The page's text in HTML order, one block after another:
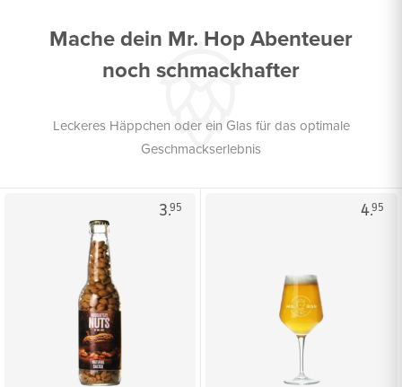
Mache dein Mr. Hop Abenteuer
noch schmackhafter
Leckeres Häppchen oder ein Glas für das optimale
Geschmackserlebnis
3.95 4.95